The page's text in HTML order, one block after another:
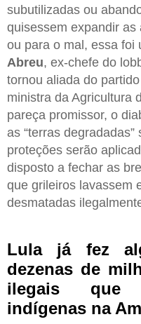
subutilizadas ou
quisessem expandir
ou para o mal, essa foi
Abreu, ex-chefe do
tornou aliada do
ministra da Agricultura
pareça promissor, o
as “terras
proteções serão
disposto a fechar as
que grileiros lavassem
desmatadas
Lula já fez
dezenas de
ilegais que
indígenas na